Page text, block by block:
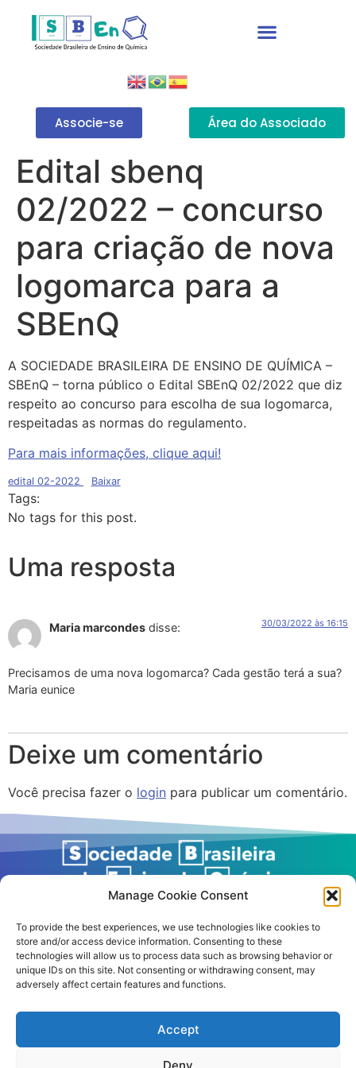
Manage Cookie Consent
To provide the best experiences, we use technologies like cookies to
store and/or access device information. Consenting to these
technologies will allow us to process data such as browsing behavior or
unique IDs on this site. Not consenting or withdrawing consent, may
adversely affect certain features and functions.
Accept
Deny
Associe-se Área do Associado
Edital sbenq
02/2022 – concurso
para criação de nova
logomarca para a
SBEnQ
A SOCIEDADE BRASILEIRA DE ENSINO DE QUÍMICA –
SBEnQ – torna público o Edital SBEnQ 02/2022 que diz
respeito ao concurso para escolha de sua logomarca,
respeitadas as normas do regulamento.
Para mais informações, clique aqui!
edital 02-2022 Baixar
Tags:
No tags for this post.
Uma resposta
Maria marcondes disse: 30/03/2022 às 16:15
Precisamos de uma nova logomarca? Cada gestão terá a sua?
Maria eunice
Deixe um comentário
Você precisa fazer o login para publicar um comentário.
© 2026 – All rights reserved